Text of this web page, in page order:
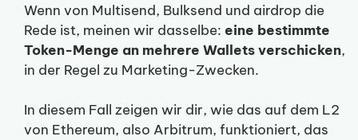
Wenn von Multisend, Bulksend und airdrop die
Rede ist, meinen wir dasselbe: eine bestimmte
Token-Menge an mehrere Wallets verschicken,
in der Regel zu Marketing-Zwecken.
In diesem Fall zeigen wir dir, wie das auf dem L2
von Ethereum, also Arbitrum, funktioniert, das